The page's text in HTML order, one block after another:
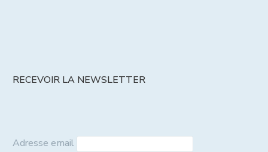
RECEVOIR LA NEWSLETTER
Adresse email